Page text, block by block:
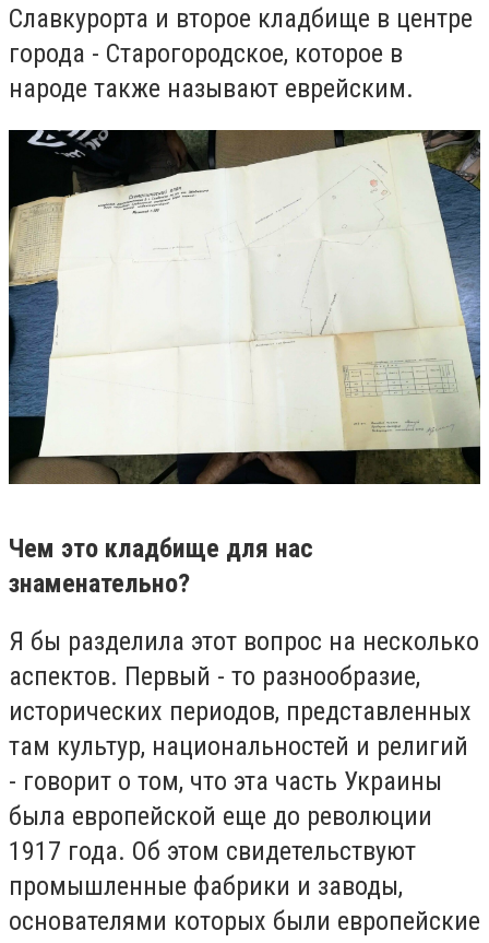
Славкурорта и второе кладбище в центре
города - Старогородское, которое в
народе также называют еврейским.
Чем это кладбище для нас
знаменательно?
Я бы разделила этот вопрос на несколько
аспектов. Первый - то разнообразие,
исторических периодов, представленных
там культур, национальностей и религий
- говорит о том, что эта часть Украины
была европейской еще до революции
1917 года. Об этом свидетельствуют
промышленные фабрики и заводы,
основателями которых были европейские